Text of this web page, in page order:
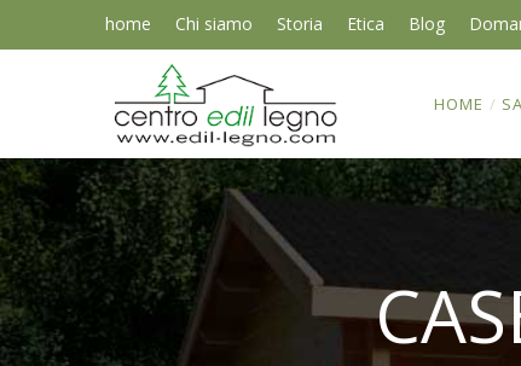
home Chi siamo Storia Etica Blog
HOME /